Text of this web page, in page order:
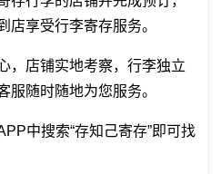
店享受行李寄存服务。
，店铺实地考察，行李独立
服随时随地为您服务。
中搜索“存知己寄存”即可找